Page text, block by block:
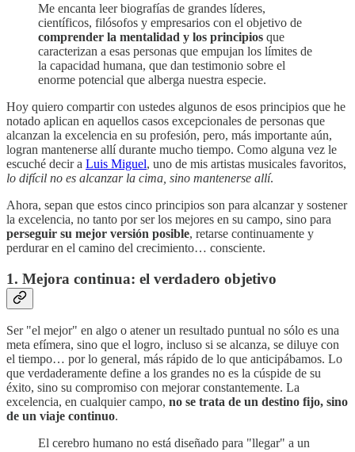
Me encanta leer biografías de grandes líderes,
científicos, filósofos y empresarios con el objetivo de
comprender la mentalidad y los principios que
caracterizan a esas personas que empujan los límites de
la capacidad humana, que dan testimonio sobre el
enorme potencial que alberga nuestra especie.
Hoy quiero compartir con ustedes algunos de esos principios que he
notado aplican en aquellos casos excepcionales de personas que
alcanzan la excelencia en su profesión, pero, más importante aún,
logran mantenerse allí durante mucho tiempo. Como alguna vez le
escuché decir a Luis Miguel, uno de mis artistas musicales favoritos,
lo difícil no es alcanzar la cima, sino mantenerse allí.
Ahora, sepan que estos cinco principios son para alcanzar y sostener
la excelencia, no tanto por ser los mejores en su campo, sino para
perseguir su mejor versión posible, retarse continuamente y
perdurar en el camino del crecimiento… consciente.
1. Mejora continua: el verdadero objetivo
Ser "el mejor" en algo o atener un resultado puntual no sólo es una
meta efímera, sino que el logro, incluso si se alcanza, se diluye con
el tiempo… por lo general, más rápido de lo que anticipábamos. Lo
que verdaderamente define a los grandes no es la cúspide de su
éxito, sino su compromiso con mejorar constantemente. La
excelencia, en cualquier campo, no se trata de un destino fijo, sino
de un viaje continuo.
El cerebro humano no está diseñado para "llegar" a un